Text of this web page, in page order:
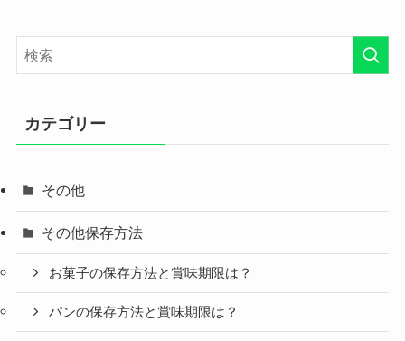
カテゴリー
その他
その他保存方法
お菓子の保存方法と賞味期限は？
パンの保存方法と賞味期限は？